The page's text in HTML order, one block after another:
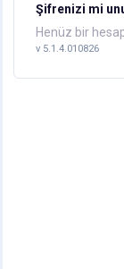
Şifrenizi mi
Henüz bir
v 5.1.4.010826